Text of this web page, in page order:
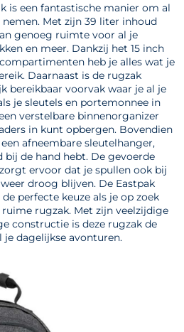
is een fantastische manier om al
Met zijn 39 liter inhoud
genoeg ruimte voor al je
en meer. Dankzij het 15 inch
heb je alles wat je
Daarnaast is de rugzak
bereikbaar voorvak waar je al je
je sleutels en portemonnee in
verstelbare binnenorganizer
in kunt opbergen. Bovendien
afneembare sleutelhanger,
bij de hand hebt. De gevoerde
ervoor dat je spullen ook bij
droog blijven. De Eastpak
perfecte keuze als je op zoek
rugzak. Met zijn veelzijdige
constructie is deze rugzak de
dagelijkse avonturen.